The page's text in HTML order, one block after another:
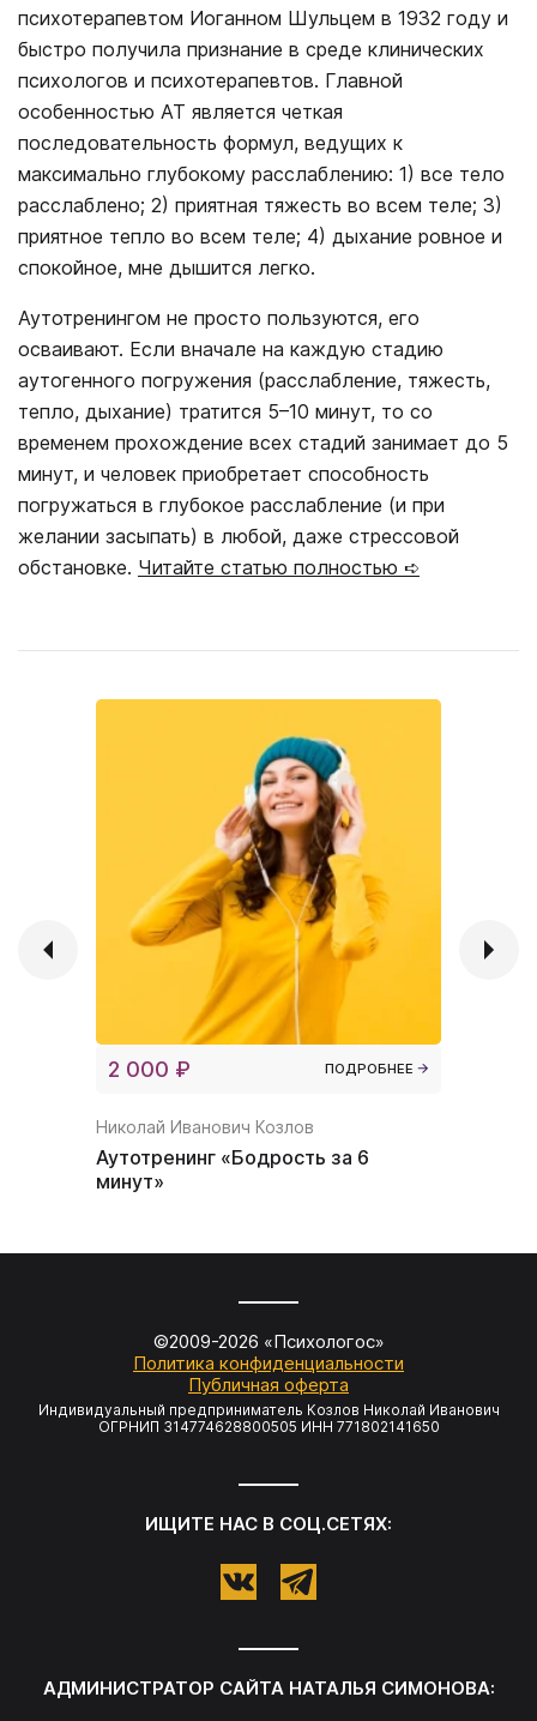
психотерапевтом Иоганном Шульцем в 1932 году и
быстро получила признание в среде клинических
психологов и психотерапевтов. Главной
особенностью АТ является четкая
последовательность формул, ведущих к
максимально глубокому расслаблению: 1) все тело
расслаблено; 2) приятная тяжесть во всем теле; 3)
приятное тепло во всем теле; 4) дыхание ровное и
спокойное, мне дышится легко.
Аутотренингом не просто пользуются, его
осваивают. Если вначале на каждую стадию
аутогенного погружения (расслабление, тяжесть,
тепло, дыхание) тратится 5–10 минут, то со
временем прохождение всех стадий занимает до 5
минут, и человек приобретает способность
погружаться в глубокое расслабление (и при
желании засыпать) в любой, даже стрессовой
обстановке. Читайте статью полностью ➪
2 000 ₽ ПОДРОБНЕЕ
Николай Иванович Козлов
Аутотренинг «Бодрость за 6
минут»
©2009-2026 «Психологос»
Политика конфиденциальности
Публичная оферта
Индивидуальный предприниматель Козлов Николай Иванович
ОГРНИП 314774628800505 ИНН 771802141650
ИЩИТЕ НАС В СОЦ.СЕТЯХ:
АДМИНИСТРАТОР САЙТА НАТАЛЬЯ СИМОНОВА: